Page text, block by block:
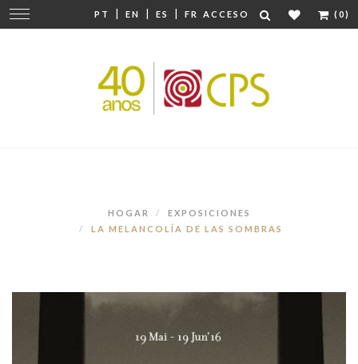
PT | EN | ES | FR ACCESO (0)
Cambiar
navegación
HOGAR
EXPOSICIONES
LA MELANCOLÍA DE LAS SOMBRAS